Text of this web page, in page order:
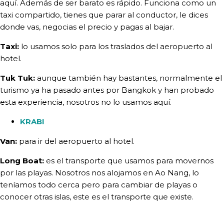
aquí. Además de ser barato es rápido. Funciona como un
taxi compartido, tienes que parar al conductor, le dices
donde vas, negocias el precio y pagas al bajar.
Taxi: lo usamos solo para los traslados del aeropuerto al
hotel.
Tuk Tuk: aunque también hay bastantes, normalmente el
turismo ya ha pasado antes por Bangkok y han probado
esta experiencia, nosotros no lo usamos aquí.
KRABI
Van: para ir del aeropuerto al hotel.
Long Boat: es el transporte que usamos para movernos
por las playas. Nosotros nos alojamos en Ao Nang, lo
teníamos todo cerca pero para cambiar de playas o
conocer otras islas, este es el transporte que existe.